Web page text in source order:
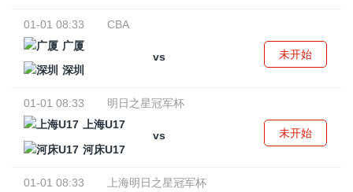
01-01 08:33
CBA
广厦
vs
深圳
未开始
01-01 08:33
明日之星冠军杯
上海U17
vs
河床U17
未开始
01-01 08:33
上海明日之星冠军杯